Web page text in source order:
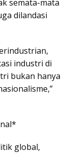
semata-mata
dilandasi
industri di
bukan hanya
global,